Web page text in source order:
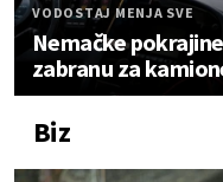
VODOSTAJ MENJA SVE
Nemačke
zabranu za
Biz